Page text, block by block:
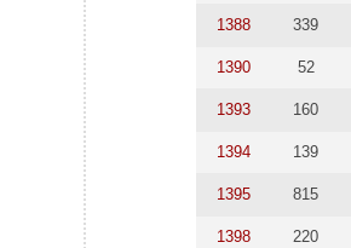
1388 339
1390 52
1393 160
1394 139
1395 815
1398 220